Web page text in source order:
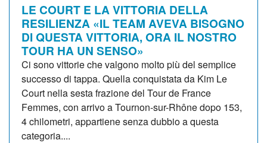
LE COURT E LA VITTORIA DELLA
RESILIENZA «IL TEAM AVEVA BISOGNO
DI QUESTA VITTORIA, ORA IL NOSTRO
TOUR HA UN SENSO»
Ci sono vittorie che valgono molto più del semplice
successo di tappa. Quella conquistata da Kim Le
Court nella sesta frazione del Tour de France
Femmes, con arrivo a Tournon-sur-Rhône dopo 153,
4 chilometri, appartiene senza dubbio a questa
categoria....